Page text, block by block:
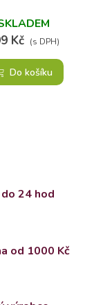
Kč (s DPH)
Do košíku
24 hod
od 1000 Kč